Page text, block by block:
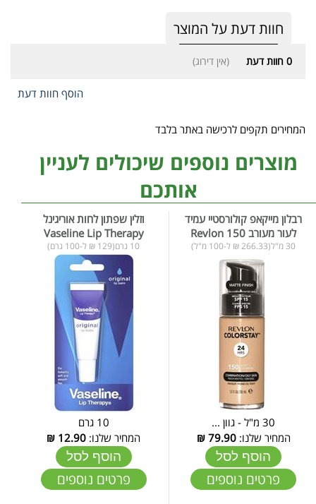
חוות דעת על המוצר
0 חוות דעת (אין דירוג)
הוסף חוות דעת
המחירים תקפים לרכישה באתר בלבד
מוצרים נוספים שיכולים לעניין
אותכם
רבלון מייקאפ קולורסטיי עמיד
לעור מעורב Revlon 150
30 מ"ל(266.33 ₪ ל-100 מ"ל)
30 מ"ל - גוון ...
המחיר שלנו:79.90
₪
הוסף לסל
פרטים נוספים
וזלין שפתון לחות אוריגינל
Vaseline Lip Therapy
10 גרם(129 ₪ ל-100 גרם)
10 גרם
המחיר שלנו: 12.90
₪
הוסף לסל
פרטים נוספים